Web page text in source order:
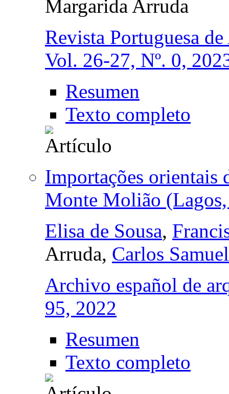
Margarida Arruda
Revista Portuguesa
Vol. 26-27, Nº. 0,
Resumen
Texto completo
Importações orientais
Monte Molião
Elisa de Sousa,
Arruda, Carlos
Archivo español de
95, 2022
Resumen
Texto completo